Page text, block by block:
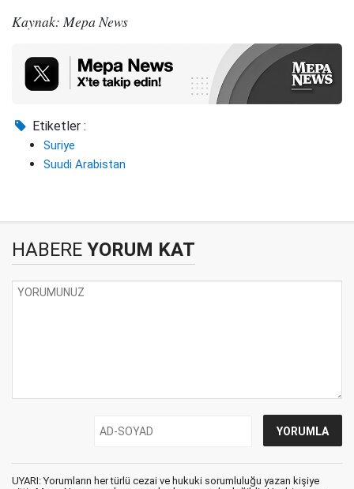
Kaynak: Mepa News
Etiketler :
Suriye
Suudi Arabistan
HABERE YORUM KAT
UYARI: Yorumların her türlü cezai ve hukuki sorumluluğu yazan kişiye